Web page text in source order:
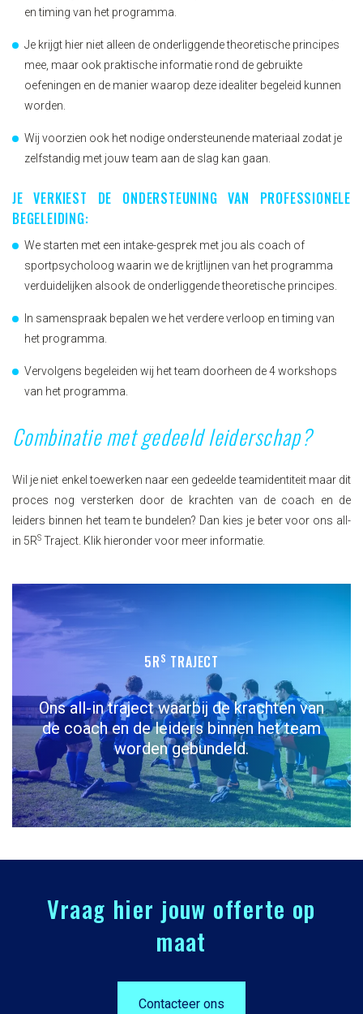
en timing van het programma.
Je krijgt hier niet alleen de onderliggende theoretische principes
mee, maar ook praktische informatie rond de gebruikte
oefeningen en de manier waarop deze idealiter begeleid kunnen
worden.
Wij voorzien ook het nodige ondersteunende materiaal zodat je
zelfstandig met jouw team aan de slag kan gaan.
JE VERKIEST DE ONDERSTEUNING VAN PROFESSIONELE
BEGELEIDING:
We starten met een intake-gesprek met jou als coach of
sportpsycholoog waarin we de krijtlijnen van het programma
verduidelijken alsook de onderliggende theoretische principes.
In samenspraak bepalen we het verdere verloop en timing van
het programma.
Vervolgens begeleiden wij het team doorheen de 4 workshops
van het programma.
Combinatie met gedeeld leiderschap?
Wil je niet enkel toewerken naar een gedeelde teamidentiteit maar dit
proces nog versterken door de krachten van de coach en de
leiders binnen het team te bundelen? Dan kies je beter voor ons all-
in 5RS Traject. Klik hieronder voor meer informatie.
5RS TRAJECT
Ons all-in traject waarbij de krachten van
de coach en de leiders binnen het team
worden gebundeld.
Vraag hier jouw offerte op
maat
Contacteer ons